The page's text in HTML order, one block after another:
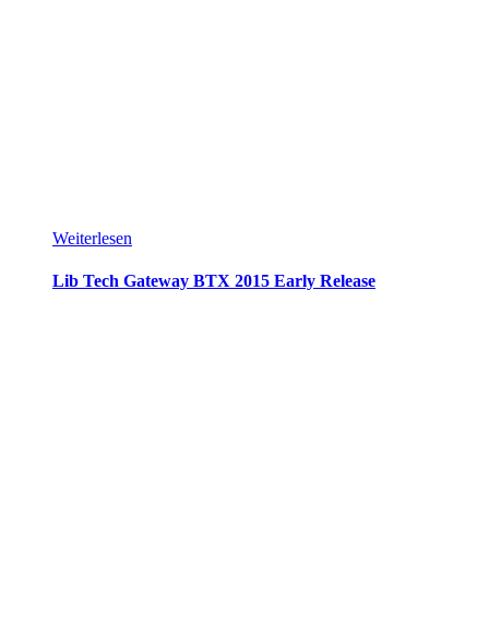
Weiterlesen
Lib Tech Gateway BTX 2015 Early Release